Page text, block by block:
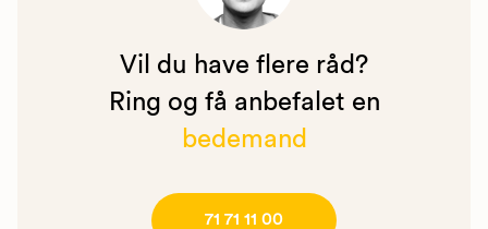
Vil du have flere råd?
Ring og få anbefalet en
bedemand
71 71 11 00